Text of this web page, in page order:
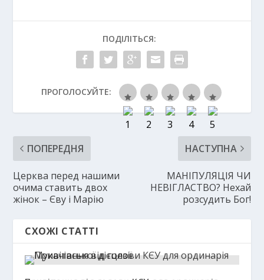
ПОДІЛІТЬСЯ:
ПРОГОЛОСУЙТЕ:
ПОПЕРЕДНЯ
Церква перед нашими
очима ставить двох
жінок – Єву і Марію
НАСТУПНА
МАНІПУЛЯЦІЯ ЧИ
НЕВІГЛАСТВО? Нехай
розсудить Бог!
СХОЖІ СТАТТІ